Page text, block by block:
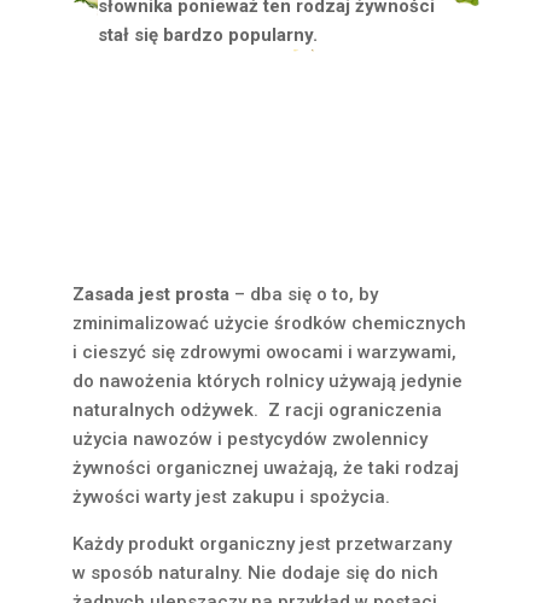
słownika ponieważ ten rodzaj żywności
stał się bardzo popularny.
Zasada jest prosta– dba się o to, by
zminimalizować użycie środków chemicznych
i cieszyć się zdrowymi owocami i warzywami,
do nawożenia których rolnicy używają jedynie
naturalnych odżywek. Z racji ograniczenia
użycia nawozów i pestycydów zwolennicy
żywności organicznej uważają, że taki rodzaj
żywości warty jest zakupu i spożycia.
Każdy produkt organiczny jest przetwarzany
w sposób naturalny. Nie dodaje się do nich